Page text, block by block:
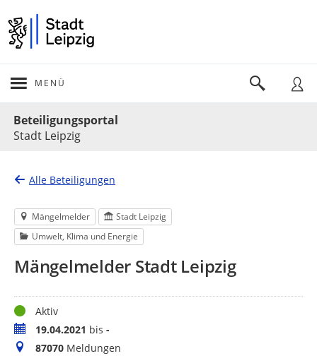
MENÜ
Beteiligungsportal
Stadt Leipzig
Alle Beteiligungen
Mängelmelder
Stadt Leipzig
Umwelt, Klima und Energie
Mängelmelder Stadt Leipzig
StatusAktiv
Zeitraum19.04.2021 bis -
Meldungen
87070 Meldungen